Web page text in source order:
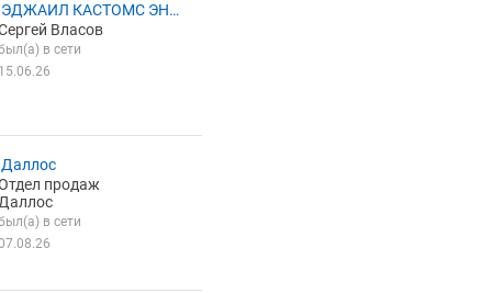
КАСТОМС ЭНД
Власов
в сети
15.06.26
продаж
Даллос
в сети